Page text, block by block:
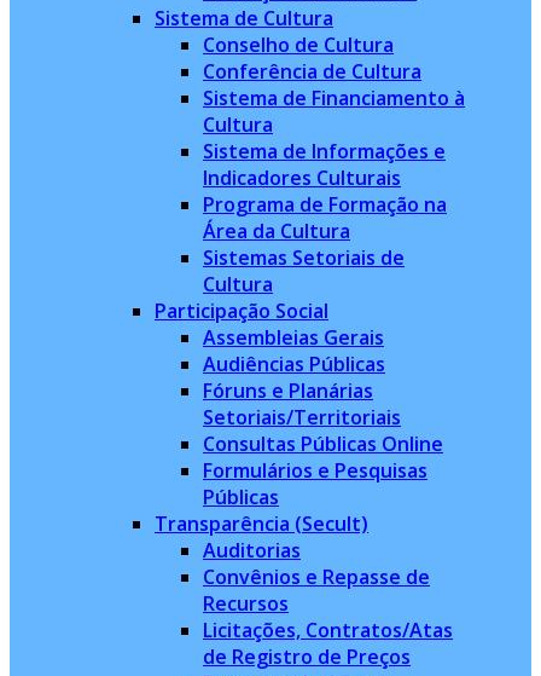
Sistema de Cultura
Conselho de Cultura
Conferência de Cultura
Sistema de Financiamento à
Cultura
Sistema de Informações e
Indicadores Culturais
Programa de Formação na
Área da Cultura
Sistemas Setoriais de
Cultura
Participação Social
Assembleias Gerais
Audiências Públicas
Fóruns e Planárias
Setoriais/Territoriais
Consultas Públicas Online
Formulários e Pesquisas
Públicas
Transparência (Secult)
Auditorias
Convênios e Repasse de
Recursos
Licitações, Contratos/Atas
de Registro de Preços